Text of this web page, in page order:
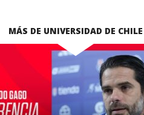
MÁS DE UNIVERSIDAD DE CHILE
LEER MÁS